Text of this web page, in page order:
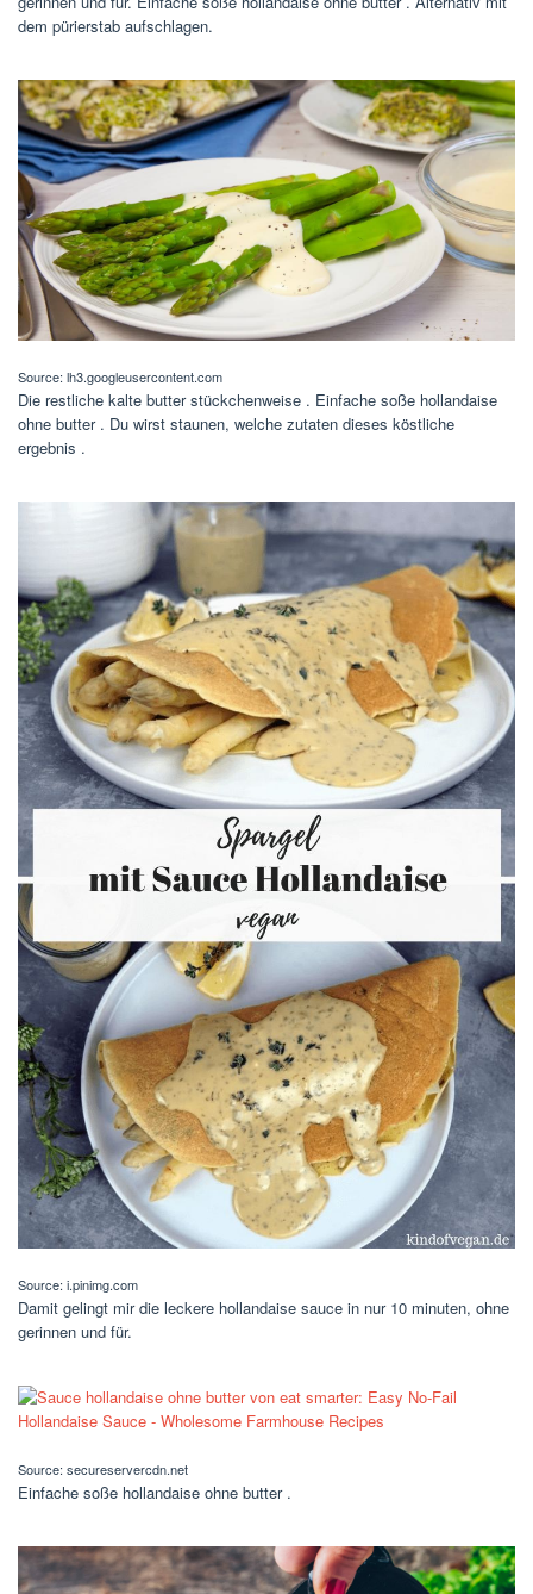
dem pürierstab aufschlagen.
Source: lh3.googleusercontent.com
Die restliche kalte butter stückchenweise . Einfache soße hollandaise
ohne butter . Du wirst staunen, welche zutaten dieses köstliche
ergebnis .
Source: i.pinimg.com
Damit gelingt mir die leckere hollandaise sauce in nur 10 minuten, ohne
gerinnen und für.
Source: secureservercdn.net
Einfache soße hollandaise ohne butter .